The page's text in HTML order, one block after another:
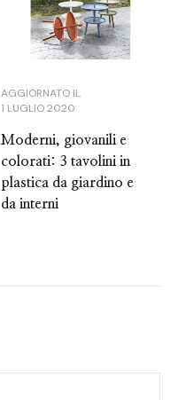
AGGIORNATO IL
1 LUGLIO 2020
Moderni, giovanili e
colorati: 3 tavolini in
plastica da giardino e
da interni